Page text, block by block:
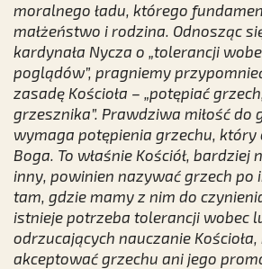
moralnego ładu, którego
małżeństwo i rodzina. Odnosząc
kardynała Nycza o „tolerancji
poglądów”, pragniemy
zasadę Kościoła – „potępiać
grzesznika”. Prawdziwa miłość do
wymaga potępienia grzechu, który
Boga. To właśnie Kościół, bardziej
inny, powinien nazywać grzech po
tam, gdzie mamy z nim do
istnieje potrzeba tolerancji wobec
odrzucających nauczanie
akceptować grzechu ani jego